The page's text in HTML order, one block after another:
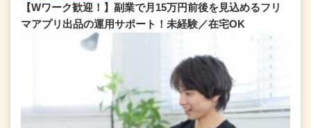
【Wワーク歓迎！】副業で月15万円前後を見込めるフリ
マアプリ出品の運用サポート！未経験／在宅OK